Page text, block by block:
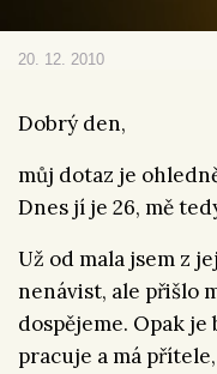
20. 12. 2010
Dobrý den,
můj dotaz je
Dnes jí je 26, mě
Už od mala jsem z
nenávist, ale přišlo
dospějeme. Opak
pracuje a má